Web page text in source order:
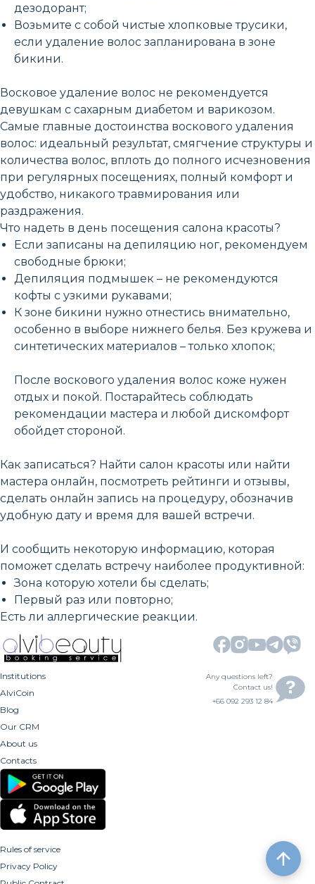
дезодорант;
Возьмите с собой чистые хлопковые трусики,
если удаление волос запланирована в зоне
бикини.
Восковое удаление волос не рекомендуется
девушкам с сахарным диабетом и варикозом.
Самые главные достоинства воскового удаления
волос: идеальный результат, смягчение структуры и
количества волос, вплоть до полного исчезновения
при регулярных посещениях, полный комфорт и
удобство, никакого травмирования или
раздражения.
Что надеть в день посещения салона красоты?
Если записаны на депиляцию ног, рекомендуем
свободные брюки;
Депиляция подмышек – не рекомендуются
кофты с узкими рукавами;
К зоне бикини нужно отнестись внимательно,
особенно в выборе нижнего белья. Без кружева и
синтетических материалов – только хлопок;
После воскового удаления волос коже нужен
отдых и покой. Постарайтесь соблюдать
рекомендации мастера и любой дискомфорт
обойдет стороной.
Как записаться? Найти салон красоты или найти
мастера онлайн, посмотреть рейтинги и отзывы,
сделать онлайн запись на процедуру, обозначив
удобную дату и время для вашей встречи.
И сообщить некоторую информацию, которая
поможет сделать встречу наиболее продуктивной:
Зона которую хотели бы сделать;
Первый раз или повторно;
Есть ли аллергические реакции.
Institutions
AlviCoin
Blog
Our CRM
About us
Contacts
Any questions left?
Contact us!
+66 092 293 12 84
Rules of service
Privacy Policy